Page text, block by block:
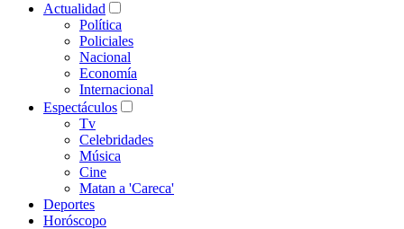
Actualidad
Política
Policiales
Nacional
Economía
Internacional
Espectáculos
Tv
Celebridades
Música
Cine
Matan a 'Careca'
Deportes
Horóscopo